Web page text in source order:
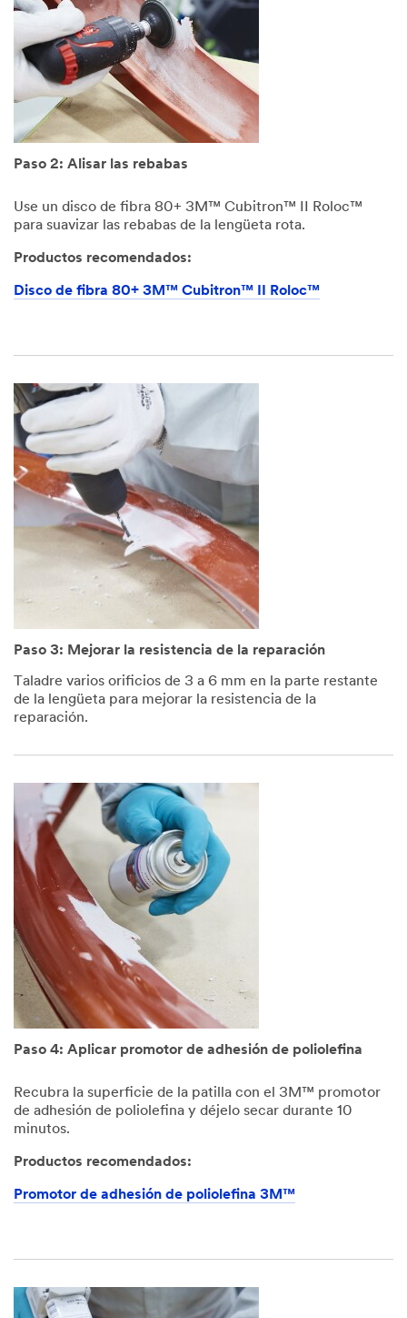
Paso 2: Alisar las rebabas
Use un disco de fibra 80+ 3M™ Cubitron™ II Roloc™
para suavizar las rebabas de la lengüeta rota.
Productos recomendados:
Disco de fibra 80+ 3M™ Cubitron™ II Roloc™
Paso 3: Mejorar la resistencia de la reparación
Taladre varios orificios de 3 a 6 mm en la parte restante
de la lengüeta para mejorar la resistencia de la
reparación.
Paso 4: Aplicar promotor de adhesión de poliolefina
Recubra la superficie de la patilla con el 3M™ promotor
de adhesión de poliolefina y déjelo secar durante 10
minutos.
Productos recomendados:
Promotor de adhesión de poliolefina 3M™